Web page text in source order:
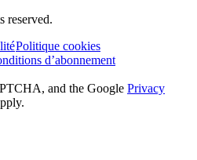
reserved.
Politique cookies
d’abonnement
and the Google Privacy